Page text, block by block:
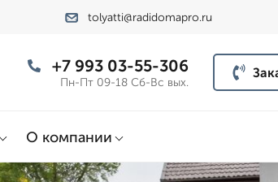
tolyatti@radidomapro.ru
+7 993 03-55-306
Пн-Пт 09-18 Сб-Вс вых.
О компании